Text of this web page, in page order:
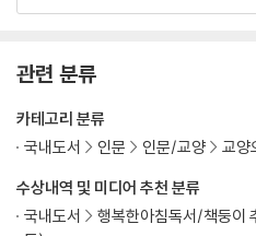
관련 분류
수상내역 및 미디어 추천 분류
국내도서
행복한아침독서/책둥이
카테고리 분류
국내도서
인문 인문/교양 교양